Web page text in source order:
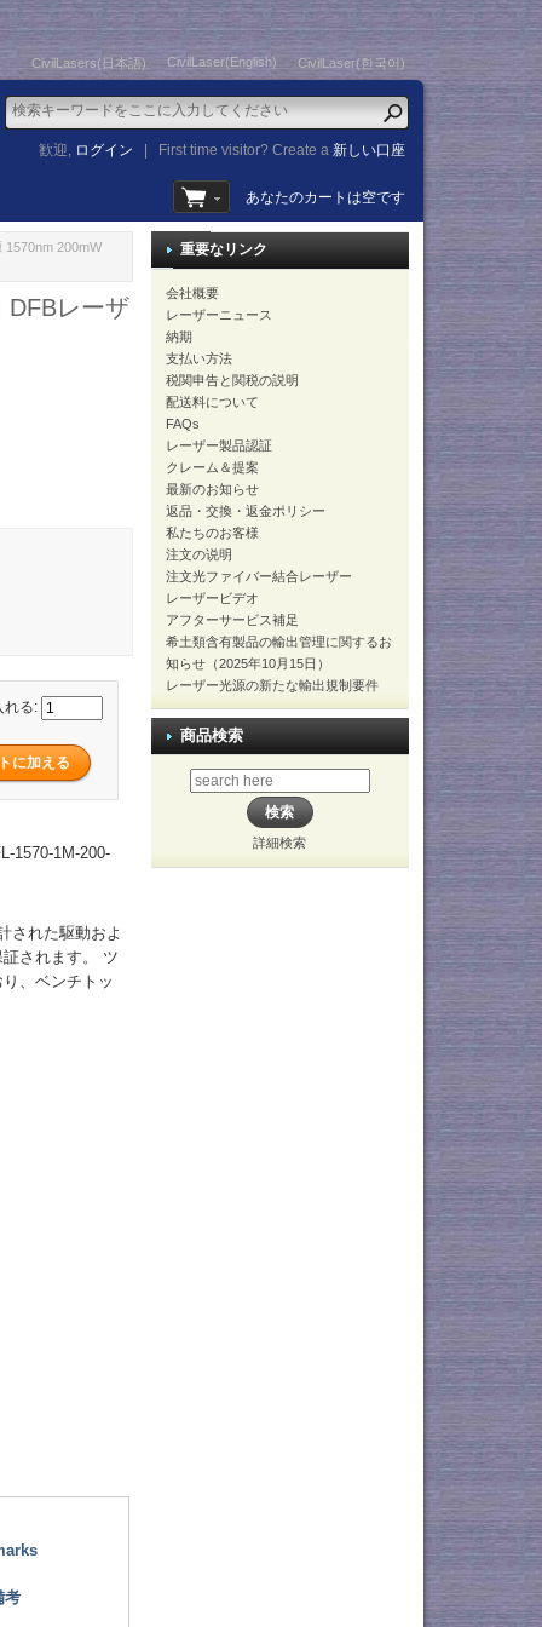
CivilLasers(日本語) CivilLaser(English) CivilLaser(한국어)
歓迎, ログイン First time visitor? Create a新しい口座
あなたのカートは空です
200mW
DFBレーザ
れる:
1570-1M-200-
された駆動およ
されます。 ツ
、ベンチトッ
考
重要なリンク
会社概要
レーザーニュース
納期
支払い方法
税関申告と関税の説明
配送料について
FAQs
レーザー製品認証
クレーム＆提案
最新のお知らせ
返品・交換・返金ポリシー
私たちのお客様
注文の说明
注文光ファイバー結合レーザー
レーザービデオ
アフターサービス補足
希土類含有製品の輸出管理に関するお
知らせ（2025年10月15日）
レーザー光源の新たな輸出規制要件
商品検索
詳細検索